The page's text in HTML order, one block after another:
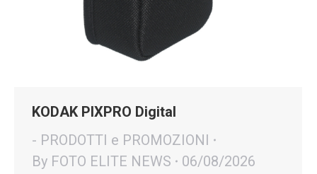
KODAK PIXPRO Digital
- PRODOTTI e PROMOZIONI
By FOTO ELITE NEWS
06/08/2026